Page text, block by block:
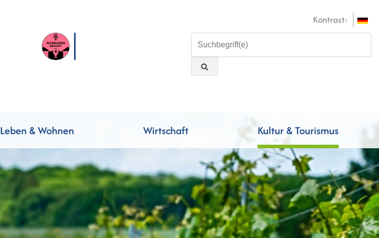
Kontrast:
Leben & Wohnen Wirtschaft Kultur & Tourismus